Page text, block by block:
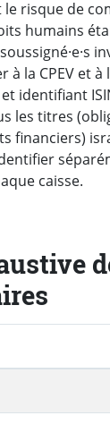
risque de
humains
à la CPEV et
identifiant
les titres
financiers)
caisse.